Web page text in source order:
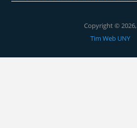
Copyright © 2026,
Tim Web UNY